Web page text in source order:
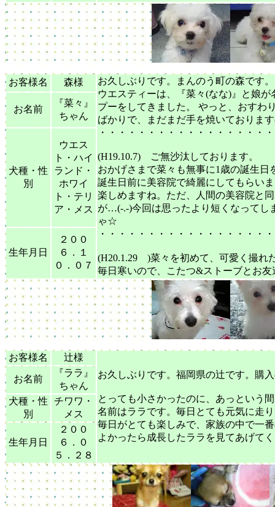
お客様名 森様
お久しぶりです。まんのう町の森です。
ウエスティーは、『菜々(なな)』と娘
プーをしてきました。 やっと、おすわ
ばかりで、まだまだ手を焼いておりま
・・・・・・・・・・・・・・・・・
(H19.10.7) ご無沙汰しております。
おかげさまで菜々も無事に1歳の誕生日
誕生日前に美容院で綺麗にしてもらい
楽しめますね。ただ、人間の美容院と
が…(-.-)今回は思ったより短くなってし
ゃ☆
・・・・・・・・・・・・・・・・・
(H20.1.29 )菜々を初めて、可愛く撮れ
毎日寒いので、こたつ&ストーブとお
お名前
『菜々』
ちゃん
犬種・性
別
ウエス
ト・ハイ
ランド・
ホワイ
ト・テリ
ア・メス
生年月日
２００
６．１
０．０７
お客様名
辻様
お久しぶりです。福岡県の辻です。購
とっても小さかったのに、あっという
名前はララです。毎日とても元気に走
毎日がとても楽しみで、家族の中で一
よかったら成長したララを見てあげて
お名前
『ララ』
ちゃん
犬種・性
別
チワワ・
メス
生年月日
２００
６．０
５．２８